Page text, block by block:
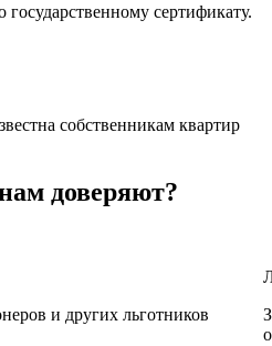
сертификату.
собственникам квартир
доверяют?
и других льготников